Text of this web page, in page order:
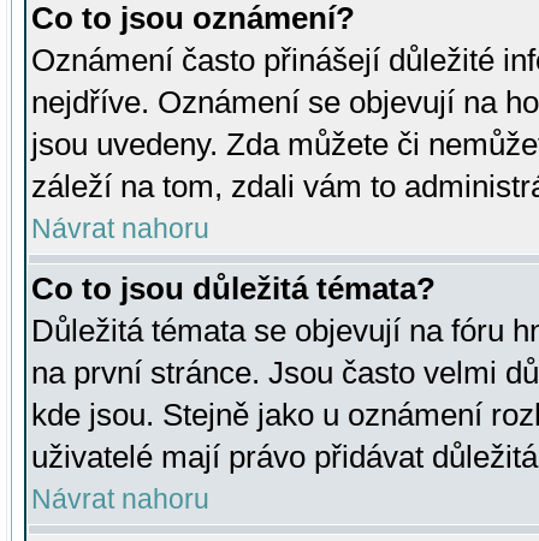
Co to jsou oznámení?
Oznámení často přinášejí důležité
nejdříve. Oznámení se objevují na
jsou uvedeny. Zda můžete či
záleží na tom, zdali vám to
Návrat nahoru
Co to jsou důležitá témata?
Důležitá témata se objevují na fóru
na první stránce. Jsou často velmi
kde jsou. Stejně jako u oznámení
uživatelé mají právo přidávat
Návrat nahoru